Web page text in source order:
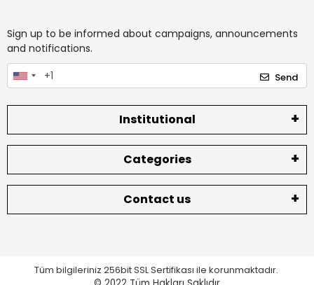
Sign up to be informed about campaigns, announcements
and notifications.
Send
Institutional
Categories
Contact us
Tüm bilgileriniz 256bit SSL Sertifikası ile korunmaktadır.